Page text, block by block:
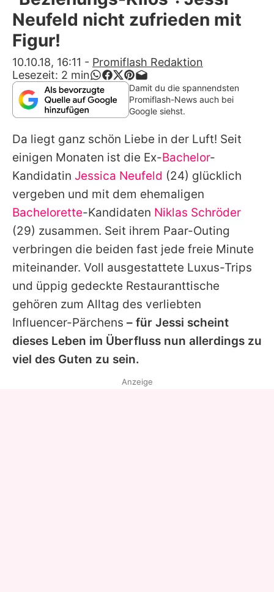
Alle Themen auf Promiflash
App runterladen
Team
Redaktionelle Richtlinien
Impressum
Datenschutzerklärung
Nutzungsbedingungen
Utiq verwalten
Neufeld nicht zufrieden mit
Figur!
10.10.18, 16:11 - Promiflash Redaktion
Lesezeit: 2 min
Damit du die spannendsten
Promiflash-News auch bei
Google siehst.
Da liegt ganz schön Liebe in der Luft! Seit
einigen Monaten ist die Ex-Bachelor-
Kandidatin Jessica Neufeld (24) glücklich
vergeben und mit dem ehemaligen
Bachelorette-Kandidaten Niklas Schröder
(29) zusammen. Seit ihrem Paar-Outing
verbringen die beiden fast jede freie Minute
miteinander. Voll ausgestattete Luxus-Trips
und üppig gedeckte Restauranttische
gehören zum Alltag des verliebten
Influencer-Pärchens – für Jessi scheint
dieses Leben im Überfluss nun allerdings zu
viel des Guten zu sein.
Anzeige